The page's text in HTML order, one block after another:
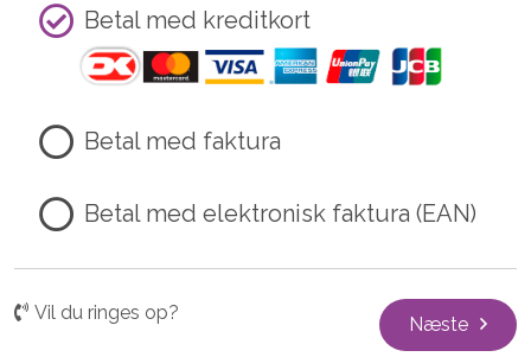
Betal med kreditkort
Betal med faktura
Betal med elektronisk faktura (EAN)
Vil du ringes op?
Næste